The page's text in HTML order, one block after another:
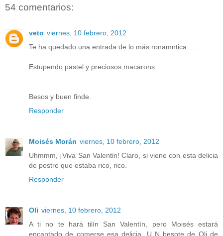
54 comentarios:
veto viernes, 10 febrero, 2012
Te ha quedado una entrada de lo más ronamntica......
Estupendo pastel y preciosos macarons.
Besos y buen finde.
Responder
Moisés Morán viernes, 10 febrero, 2012
Uhmmm, ¡Viva San Valentin! Claro, si viene con esta delicia
de postre que estaba rico, rico.
Responder
Oli viernes, 10 febrero, 2012
A ti no te hará tilín San Valentín, pero Moisés estará
encantado de comerse esa delicia. U N besote de Oli de